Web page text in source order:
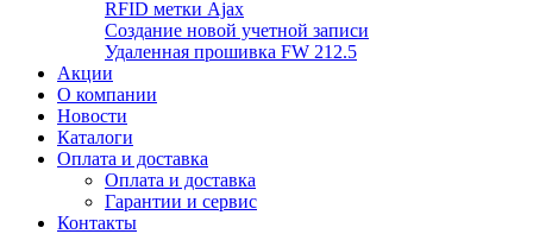
RFID метки Ajax
Создание новой учетной записи
Удаленная прошивка FW 212.5
Акции
О компании
Новости
Каталоги
Оплата и доставка
Оплата и доставка
Гарантии и сервис
Контакты